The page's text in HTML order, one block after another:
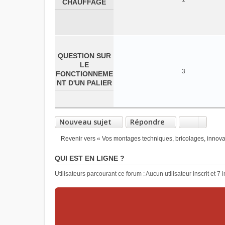
CHAUFFAGE
QUESTION SUR
LE
FONCTIONNEME
NT D'UN PALIER
3
Nouveau sujet Répondre
Revenir vers « Vos montages techniques, bricolages,
QUI EST EN LIGNE ?
Utilisateurs parcourant ce forum : Aucun utilisateur inscrit et 7